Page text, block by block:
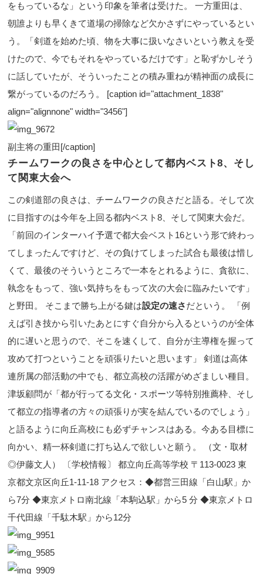
をもっているな」という印象を筆者は受けた。 一方重田は、
朝誰よりも早くきて道場の掃除など欠かさずにやっているとい
う。「剣道を始めた頃、物を大事に扱いなさいという教えを受
けたので、今でもそれをやっているだけです」と恥ずかしそう
に話していたが、そういったことの積み重ねが精神面の成長に
繋がっているのだろう。 [caption id="attachment_1838"
align="alignnone" width="3456"]
副主将の重田[/caption]
チームワークの良さを中心として都内ベスト8、そし
て関東大会へ
この剣道部の良さは、チームワークの良さだと語る。そして次
に目指すのは今年を上回る都内ベスト8、そして関東大会だ。
「前回のインターハイ予選で都大会ベスト16という形で終わっ
てしまったんですけど、その負けてしまった試合も最後は惜し
くて、最後のそういうところで一本をとれるように、貪欲に、
執念をもって、強い気持ちをもって次の大会に臨みたいです」
と野田。 そこまで勝ち上がる鍵は設定の速さだという。 「例
えば引き技から引いたあとにすぐ自分から入るというのが全体
的に遅いと思うので、そこを速くして、自分が主導権を握って
攻めて打つということを頑張りたいと思います」 剣道は高体
連所属の部活動の中でも、都立高校の活躍がめざましい種目。
津坂顧問が「都が行ってる文化・スポーツ等特別推薦枠、そし
て都立の指導者の方々の頑張りが実を結んでいるのでしょう」
と語るように向丘高校にも必ずチャンスはある。今ある目標に
向かい、精一杯剣道に打ち込んで欲しいと願う。 （文・取材
◎伊藤文人） 〔学校情報〕 都立向丘高等学校 〒113-0023 東
京都文京区向丘1-11-18 アクセス：◆都営三田線「白山駅」か
ら7分 ◆東京メトロ南北線「本駒込駅」から5 分 ◆東京メトロ
千代田線「千駄木駅」から12分